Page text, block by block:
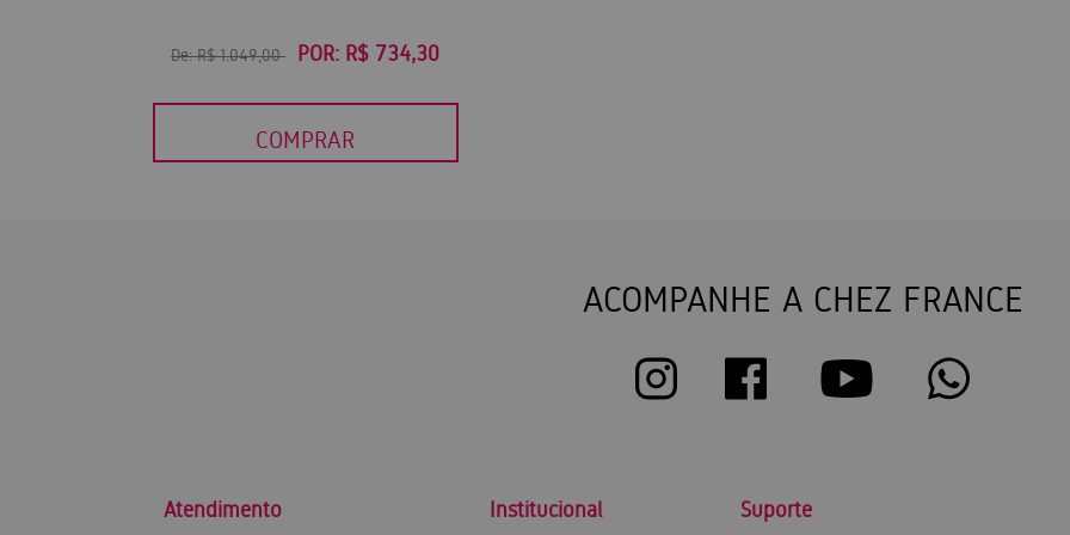
De:R$ 1.049,00 POR: R$ 734,30
COMPRAR
ACOMPANHE A CHEZ FRANCE
Atendimento Institucional Suporte